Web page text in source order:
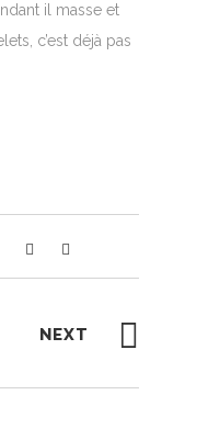
il masse et
c’est déjà pas
NEXT